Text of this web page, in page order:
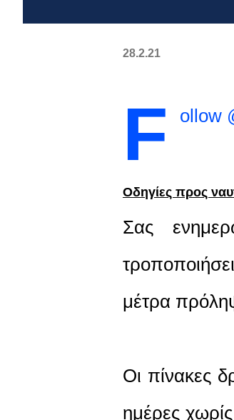
28.2.21
F ollow
Οδηγίες προς
Σας
μέτρα
Οι πίνακες
ημέρες